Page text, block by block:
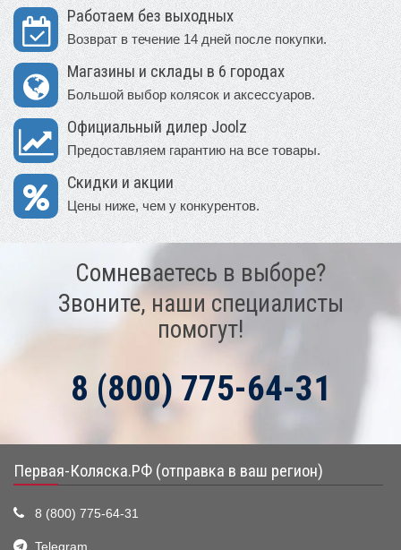
Работаем без выходных
Возврат в течение 14 дней после покупки.
Магазины и склады в 6 городах
Большой выбор колясок и аксессуаров.
Официальный дилер Joolz
Предоставляем гарантию на все товары.
Скидки и акции
Цены ниже, чем у конкурентов.
Сомневаетесь в выборе?
Звоните, наши специалисты
помогут!
8 (800) 775-64-31
Первая-Коляска.РФ (отправка в ваш регион)
8 (800) 775-64-31
Telegram